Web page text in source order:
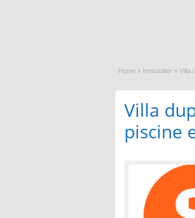
Home » Immobilier » Villa
Villa
piscine